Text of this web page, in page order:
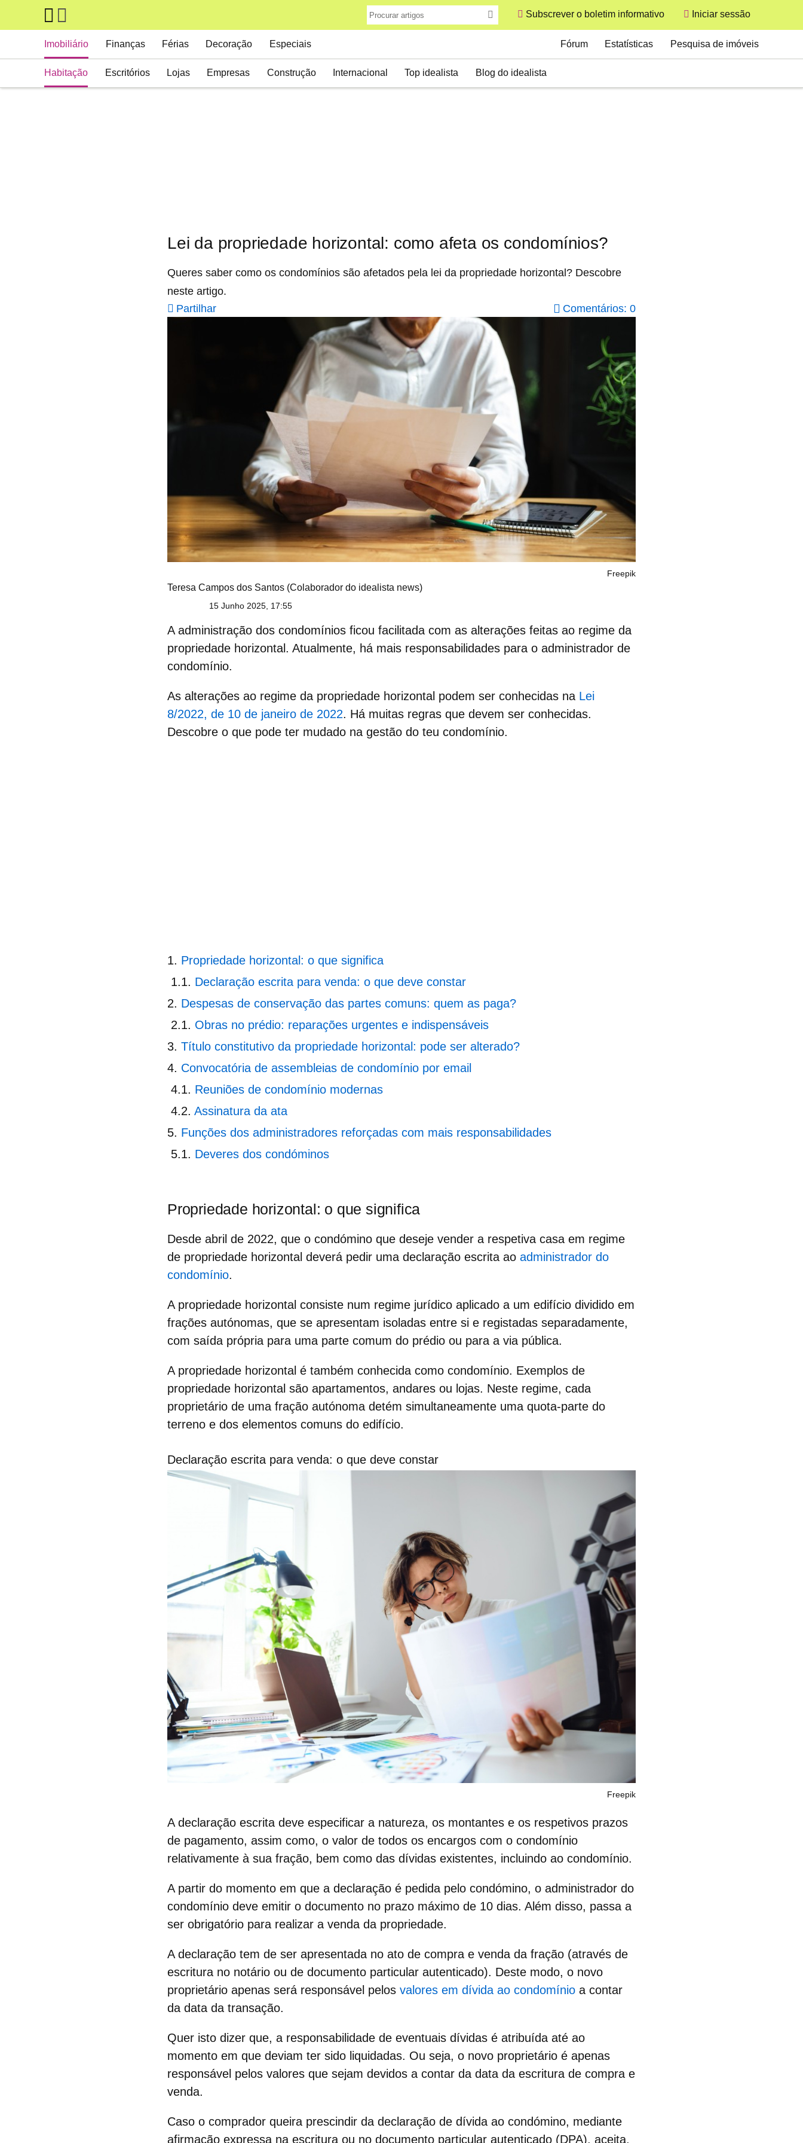
Skip to main content
Subscrever o boletim informativo
User
Iniciar sessão
Main navigation
Imobiliário
Habitação Escritórios Lojas Empresas Construção Internacional Top idealista Blog do idealista
Finanças Férias Decoração Especiais
Secondary
Fórum Estatísticas Pesquisa de imóveis
Lei da propriedade horizontal: como afeta os condomínios?
Queres saber como os condomínios são afetados pela lei da propriedade horizontal? Descobre
neste artigo.
Partilhar
Comentários: 0
Freepik
Teresa Campos dos Santos (Colaborador do idealista news)
15 Junho 2025, 17:55
A administração dos condomínios ficou facilitada com as alterações feitas ao regime da
propriedade horizontal. Atualmente, há mais responsabilidades para o administrador de
condomínio.
As alterações ao regime da propriedade horizontal podem ser conhecidas na Lei
8/2022, de 10 de janeiro de 2022. Há muitas regras que devem ser conhecidas.
Descobre o que pode ter mudado na gestão do teu condomínio.
Propriedade horizontal: o que significa
Declaração escrita para venda: o que deve constar
Despesas de conservação das partes comuns: quem as paga?
Obras no prédio: reparações urgentes e indispensáveis
Título constitutivo da propriedade horizontal: pode ser alterado?
Convocatória de assembleias de condomínio por email
Reuniões de condomínio modernas
Assinatura da ata
Funções dos administradores reforçadas com mais responsabilidades
Deveres dos condóminos
Propriedade horizontal: o que significa
Desde abril de 2022, que o condómino que deseje vender a respetiva casa em regime
de propriedade horizontal deverá pedir uma declaração escrita ao administrador do
condomínio.
A propriedade horizontal consiste num regime jurídico aplicado a um edifício dividido em
frações autónomas, que se apresentam isoladas entre si e registadas separadamente,
com saída própria para uma parte comum do prédio ou para a via pública.
A propriedade horizontal é também conhecida como condomínio. Exemplos de
propriedade horizontal são apartamentos, andares ou lojas. Neste regime, cada
proprietário de uma fração autónoma detém simultaneamente uma quota-parte do
terreno e dos elementos comuns do edifício.
Declaração escrita para venda: o que deve constar
Freepik
A declaração escrita deve especificar a natureza, os montantes e os respetivos prazos
de pagamento, assim como, o valor de todos os encargos com o condomínio
relativamente à sua fração, bem como das dívidas existentes, incluindo ao condomínio.
A partir do momento em que a declaração é pedida pelo condómino, o administrador do
condomínio deve emitir o documento no prazo máximo de 10 dias. Além disso, passa a
ser obrigatório para realizar a venda da propriedade.
A declaração tem de ser apresentada no ato de compra e venda da fração (através de
escritura no notário ou de documento particular autenticado). Deste modo, o novo
proprietário apenas será responsável pelos valores em dívida ao condomínio a contar
da data da transação.
Quer isto dizer que, a responsabilidade de eventuais dívidas é atribuída até ao
momento em que deviam ter sido liquidadas. Ou seja, o novo proprietário é apenas
responsável pelos valores que sejam devidos a contar da data da escritura de compra e
venda.
Caso o comprador queira prescindir da declaração de dívida ao condómino, mediante
afirmação expressa na escritura ou no documento particular autenticado (DPA), aceita,